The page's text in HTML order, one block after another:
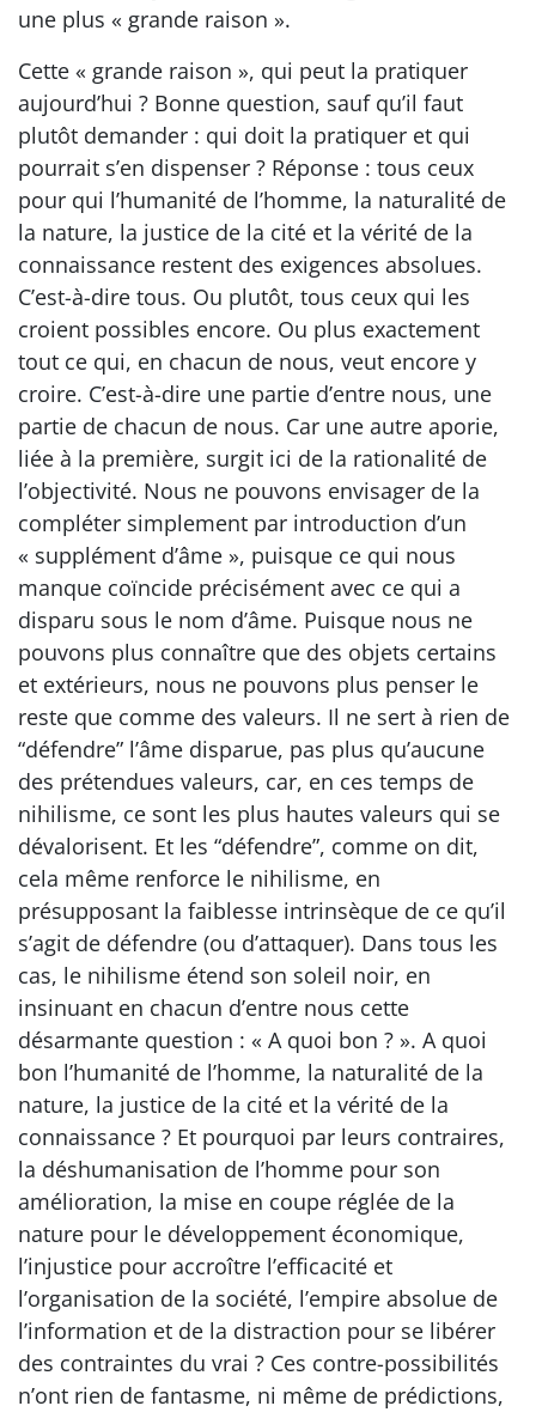
une plus « grande raison ».
Cette « grande raison », qui peut la pratiquer
aujourd’hui ? Bonne question, sauf qu’il faut
plutôt demander : qui doit la pratiquer et qui
pourrait s’en dispenser ? Réponse : tous ceux
pour qui l’humanité de l’homme, la naturalité de
la nature, la justice de la cité et la vérité de la
connaissance restent des exigences absolues.
C’est-à-dire tous. Ou plutôt, tous ceux qui les
croient possibles encore. Ou plus exactement
tout ce qui, en chacun de nous, veut encore y
croire. C’est-à-dire une partie d’entre nous, une
partie de chacun de nous. Car une autre aporie,
liée à la première, surgit ici de la rationalité de
l’objectivité. Nous ne pouvons envisager de la
compléter simplement par introduction d’un
« supplément d’âme », puisque ce qui nous
manque coïncide précisément avec ce qui a
disparu sous le nom d’âme. Puisque nous ne
pouvons plus connaître que des objets certains
et extérieurs, nous ne pouvons plus penser le
reste que comme des valeurs. Il ne sert à rien de
“défendre” l’âme disparue, pas plus qu’aucune
des prétendues valeurs, car, en ces temps de
nihilisme, ce sont les plus hautes valeurs qui se
dévalorisent. Et les “défendre”, comme on dit,
cela même renforce le nihilisme, en
présupposant la faiblesse intrinsèque de ce qu’il
s’agit de défendre (ou d’attaquer). Dans tous les
cas, le nihilisme étend son soleil noir, en
insinuant en chacun d’entre nous cette
désarmante question : « A quoi bon ? ». A quoi
bon l’humanité de l’homme, la naturalité de la
nature, la justice de la cité et la vérité de la
connaissance ? Et pourquoi par leurs contraires,
la déshumanisation de l’homme pour son
amélioration, la mise en coupe réglée de la
nature pour le développement économique,
l’injustice pour accroître l’efficacité et
l’organisation de la société, l’empire absolue de
l’information et de la distraction pour se libérer
des contraintes du vrai ? Ces contre-possibilités
n’ont rien de fantasme, ni même de prédictions,